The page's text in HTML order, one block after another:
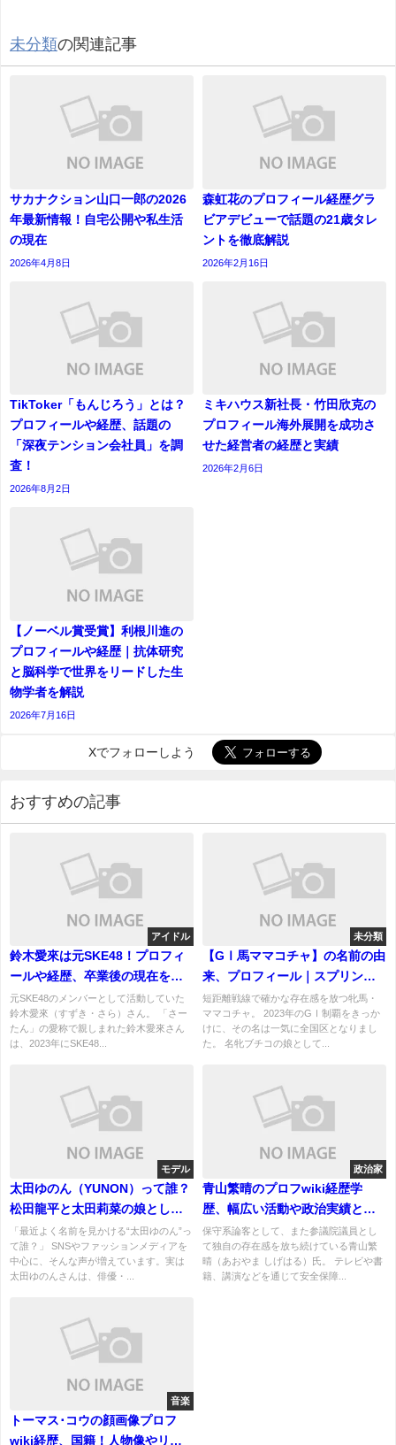
未分類の関連記事
サカナクション山口一郎の2026
年最新情報！自宅公開や私生活
の現在
2026年4月8日
森虹花のプロフィール経歴グラ
ビアデビューで話題の21歳タレ
ントを徹底解説
2026年2月16日
TikToker「もんじろう」とは？
プロフィールや経歴、話題の
「深夜テンション会社員」を調
査！
2026年8月2日
ミキハウス新社長・竹田欣克の
プロフィール海外展開を成功さ
せた経営者の経歴と実績
2026年2月6日
【ノーベル賞受賞】利根川進の
プロフィールや経歴｜抗体研究
と脳科学で世界をリードした生
物学者を解説
2026年7月16日
Xでフォローしよう
おすすめの記事
アイドル
鈴木愛來は元SKE48！プロフィ
ールや経歴、卒業後の現在を調
査
元SKE48のメンバーとして活動していた
鈴木愛來（すずき・さら）さん。 「さー
たん」の愛称で親しまれた鈴木愛來さん
は、2023年にSKE48...
未分類
【GⅠ馬ママコチャ】の名前の由
来、プロフィール｜スプリント
女王の軌跡
短距離戦線で確かな存在感を放つ牝馬・
ママコチャ。 2023年のGⅠ制覇をきっか
けに、その名は一気に全国区となりまし
た。 名牝ブチコの娘として...
モデル
太田ゆのん（YUNON）って誰？
松田龍平と太田莉菜の娘として
話題のモデルを徹底調査！
「最近よく名前を見かける“太田ゆのん”っ
て誰？」 SNSやファッションメディアを
中心に、そんな声が増えています。実は
太田ゆのんさんは、俳優・...
政治家
青山繁晴のプロフwiki経歴学
歴、幅広い活動や政治実績と評
判、生い立ちと人柄も！
保守系論客として、また参議院議員とし
て独自の存在感を放ち続けている青山繁
晴（あおやま しげはる）氏。 テレビや書
籍、講演などを通じて安全保障...
音楽
トーマス･コウの顔画像プロフ
wiki経歴、国籍！人物像やリー